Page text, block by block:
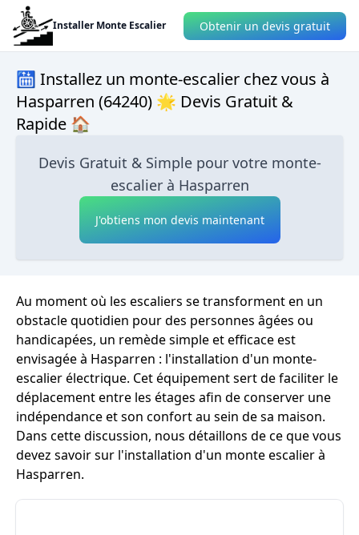
Installer Monte Escalier Obtenir un devis gratuit
🛗 Installez un monte-escalier chez vous à
Hasparren (64240) 🌟 Devis Gratuit &
Rapide 🏠
Devis Gratuit & Simple pour votre monte-
escalier à Hasparren
J'obtiens mon devis maintenant
Au moment où les escaliers se transforment en un
obstacle quotidien pour des personnes âgées ou
handicapées, un remède simple et efficace est
envisagée à Hasparren : l'installation d'un monte-
escalier électrique. Cet équipement sert de faciliter le
déplacement entre les étages afin de conserver une
indépendance et son confort au sein de sa maison.
Dans cette discussion, nous détaillons de ce que vous
devez savoir sur l'installation d'un monte escalier à
Hasparren.